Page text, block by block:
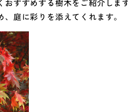
すすめする樹木をご紹介します
庭に彩りを添えてくれます。